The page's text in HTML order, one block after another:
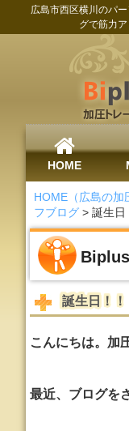
広島市西区横川のパ
グで筋力
HOME
HOME（広島の加
フブログ >誕生日
誕生日！！
こんにちは。加
最近、ブログを